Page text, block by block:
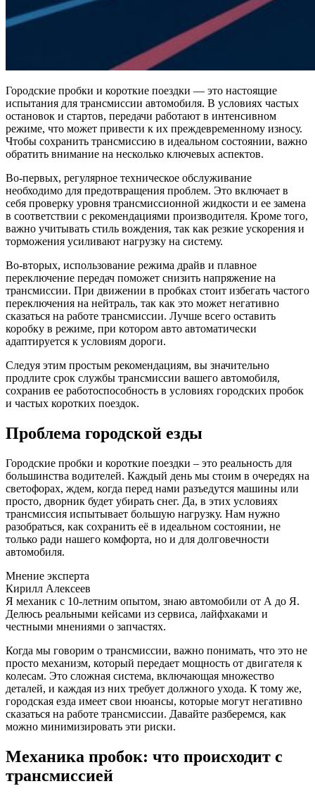
Городские пробки и короткие поездки — это настоящие
испытания для трансмиссии автомобиля. В условиях частых
остановок и стартов, передачи работают в интенсивном
режиме, что может привести к их преждевременному износу.
Чтобы сохранить трансмиссию в идеальном состоянии, важно
обратить внимание на несколько ключевых аспектов.
Во-первых, регулярное техническое обслуживание
необходимо для предотвращения проблем. Это включает в
себя проверку уровня трансмиссионной жидкости и ее замена
в соответствии с рекомендациями производителя. Кроме того,
важно учитывать стиль вождения, так как резкие ускорения и
торможения усиливают нагрузку на систему.
Во-вторых, использование режима драйв и плавное
переключение передач поможет снизить напряжение на
трансмиссии. При движении в пробках стоит избегать частого
переключения на нейтраль, так как это может негативно
сказаться на работе трансмиссии. Лучше всего оставить
коробку в режиме, при котором авто автоматически
адаптируется к условиям дороги.
Следуя этим простым рекомендациям, вы значительно
продлите срок службы трансмиссии вашего автомобиля,
сохранив ее работоспособность в условиях городских пробок
и частых коротких поездок.
Проблема городской езды
Городские пробки и короткие поездки – это реальность для
большинства водителей. Каждый день мы стоим в очередях на
светофорах, ждем, когда перед нами разъедутся машины или
просто, дворник будет убирать снег. Да, в этих условиях
трансмиссия испытывает большую нагрузку. Нам нужно
разобраться, как сохранить её в идеальном состоянии, не
только ради нашего комфорта, но и для долговечности
автомобиля.
Мнение эксперта
Кирилл Алексеев
Я механик с 10-летним опытом, знаю автомобили от А до Я.
Делюсь реальными кейсами из сервиса, лайфхаками и
честными мнениями о запчастях.
Когда мы говорим о трансмиссии, важно понимать, что это не
просто механизм, который передает мощность от двигателя к
колесам. Это сложная система, включающая множество
деталей, и каждая из них требует должного ухода. К тому же,
городская езда имеет свои нюансы, которые могут негативно
сказаться на работе трансмиссии. Давайте разберемся, как
можно минимизировать эти риски.
Механика пробок: что происходит с
трансмиссией